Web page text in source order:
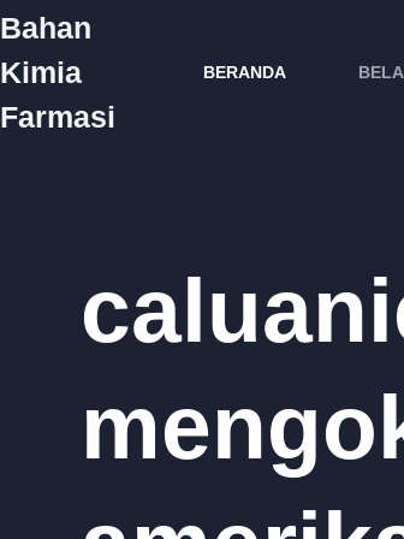
Bahan
Kimia
Farmasi
BERANDA